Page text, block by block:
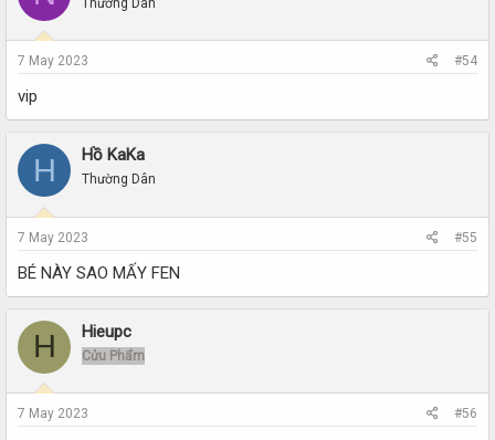
7 May 2023 #54
vip
H Hồ KaKa
Thường Dân
7 May 2023 #55
BÉ NÀY SAO MẤY FEN
H Hieupc
Cửu Phẩm
7 May 2023 #56